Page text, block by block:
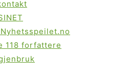
Nyhetsspeilet.no
118 forfattere